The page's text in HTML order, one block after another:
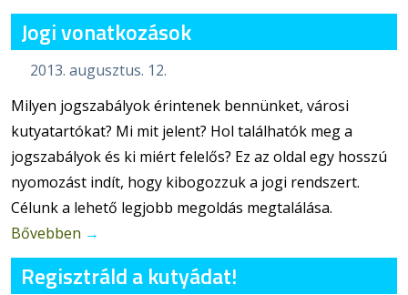
Jogi vonatkozások
2013. augusztus. 12.
Milyen jogszabályok érintenek bennünket, városi
kutyatartókat? Mi mit jelent? Hol találhatók meg a
jogszabályok és ki miért felelős? Ez az oldal egy hosszú
nyomozást indít, hogy kibogozzuk a jogi rendszert.
Célunk a lehető legjobb megoldás megtalálása.
Bővebben →
Regisztráld a kutyádat!